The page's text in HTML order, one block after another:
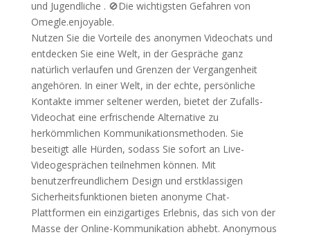
und Jugendliche . 🚫Die wichtigsten Gefahren von
Omegle.enjoyable.
Nutzen Sie die Vorteile des anonymen Videochats und
entdecken Sie eine Welt, in der Gespräche ganz
natürlich verlaufen und Grenzen der Vergangenheit
angehören. In einer Welt, in der echte, persönliche
Kontakte immer seltener werden, bietet der Zufalls-
Videochat eine erfrischende Alternative zu
herkömmlichen Kommunikationsmethoden. Sie
beseitigt alle Hürden, sodass Sie sofort an Live-
Videogesprächen teilnehmen können. Mit
benutzerfreundlichem Design und erstklassigen
Sicherheitsfunktionen bieten anonyme Chat-
Plattformen ein einzigartiges Erlebnis, das sich von der
Masse der Online-Kommunikation abhebt. Anonymous